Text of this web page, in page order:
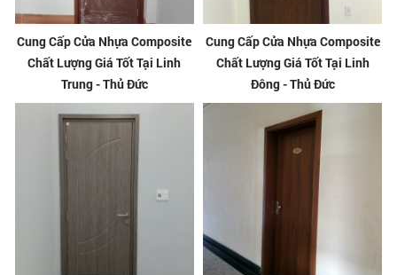
Cung Cấp Cửa Nhựa Composite
Chất Lượng Giá Tốt Tại Linh
Trung - Thủ Đức
Cung Cấp Cửa Nhựa Composite
Chất Lượng Giá Tốt Tại Linh
Đông - Thủ Đức